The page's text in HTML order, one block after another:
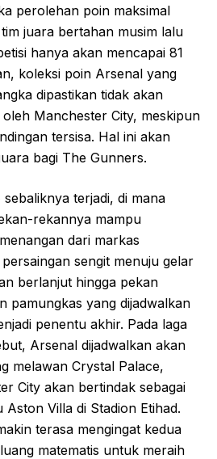
perolehan poin maksimal
juara bertahan musim lalu
hanya akan mencapai 81
koleksi poin Arsenal yang
dipastikan tidak akan
Manchester City, meskipun
tersisa. Hal ini akan
bagi The Gunners.
terjadi, di mana
rekannya mampu
dari markas
sengit menuju gelar
berlanjut hingga pekan
pamungkas yang dijadwalkan
penentu akhir. Pada laga
Arsenal dijadwalkan akan
melawan Crystal Palace,
City akan bertindak sebagai
Villa di Stadion Etihad.
terasa mengingat kedua
matematis untuk meraih